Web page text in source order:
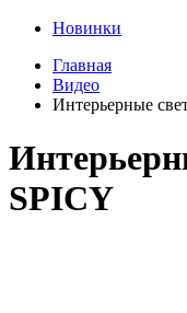
Новинки
Главная
Видео
Интерьерные
SPICY